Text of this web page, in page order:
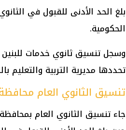
الحكومية.
تحددها مديرية التربية والتعليم
تنسيق الثانوي العام محافظة
جاء تنسيق الثانوي العام